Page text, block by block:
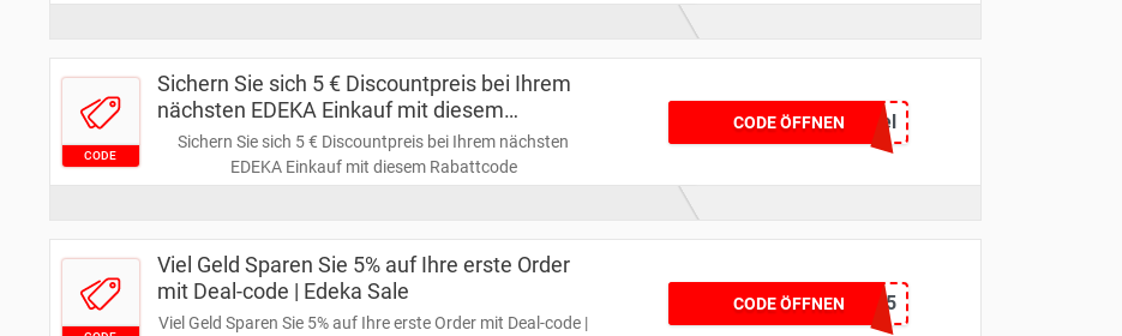
CODE
Sichern Sie sich 5 € Discountpreis bei Ihrem
nächsten EDEKA Einkauf mit diesem
Rabattcode
Sichern Sie sich 5 € Discountpreis bei Ihrem nächsten
EDEKA Einkauf mit diesem Rabattcode
CODE ÖFFNEN
kassenbongewinnspiel
Viel Geld Sparen Sie 5% auf Ihre erste Order
mit Deal-code | Edeka Sale
Viel Geld Sparen Sie 5% auf Ihre erste Order mit Deal-code |
CODE ÖFFNEN
GUTSCHEINE5